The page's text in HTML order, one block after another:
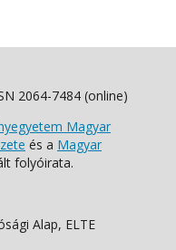
2064-7484 (online)
Magyar
és a Magyar
folyóirata.
Alap, ELTE